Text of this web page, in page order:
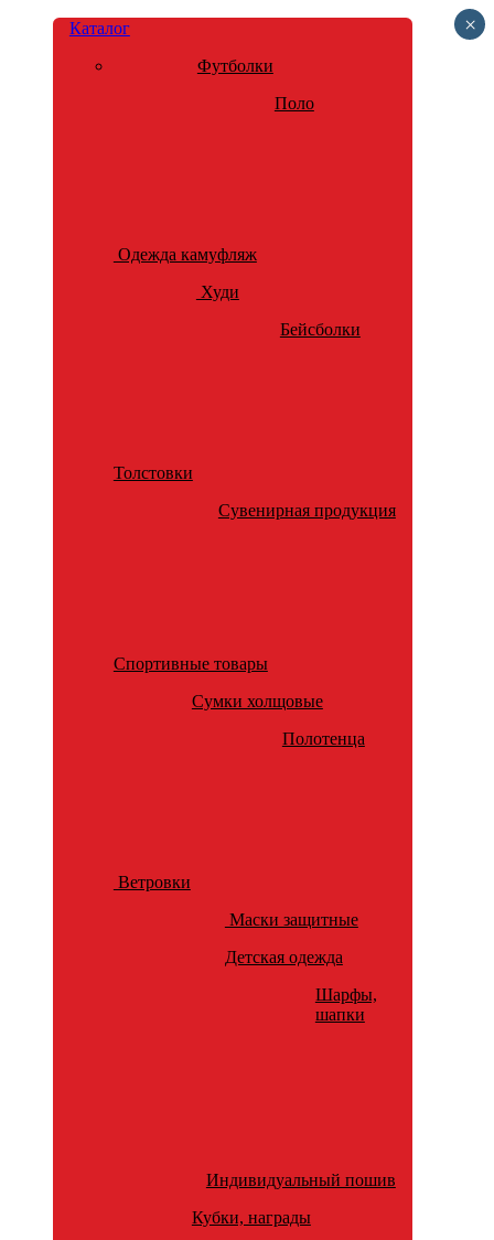
Каталог
Футболки
Поло
Одежда камуфляж
Худи
Бейсболки
Толстовки
Сувенирная продукция
Спортивные товары
Сумки холщовые
Полотенца
Ветровки
Маски защитные
Детская одежда
Шарфы,
шапки
Индивидуальный пошив
Кубки, награды
×